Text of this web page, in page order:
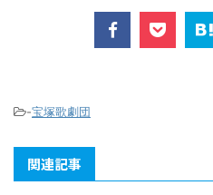
-宝塚歌劇団
関連記事